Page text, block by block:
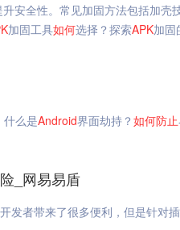
安全性。常见加固方法包括加壳
加固工具如何选择？探索APK加固
什么是Android界面劫持？ 如何防止
_网易易盾
开发者带来了很多便利，但是针对